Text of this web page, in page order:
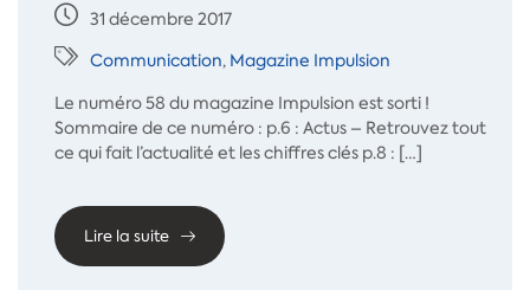
31 décembre 2017
Communication, Magazine Impulsion
Le numéro 58 du magazine Impulsion est sorti !
Sommaire de ce numéro : p.6 : Actus – Retrouvez tout
ce qui fait l’actualité et les chiffres clés p.8 : […]
Lire la suite